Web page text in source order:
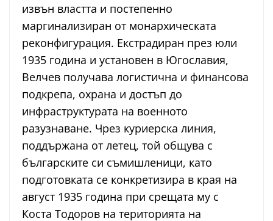
извън властта и постепенно
маргинализиран от монархическата
реконфигурация. Екстрадиран през юли
1935 година и установен в Югославия,
Велчев получава логистична и финансова
подкрепа, охрана и достъп до
инфраструктурата на военното
разузнаване. Чрез куриерска линия,
поддържана от летец, той общува с
българските си съмишленици, като
подготовката се конкретизира в края на
август 1935 година при срещата му с
Коста Тодоров на територията на